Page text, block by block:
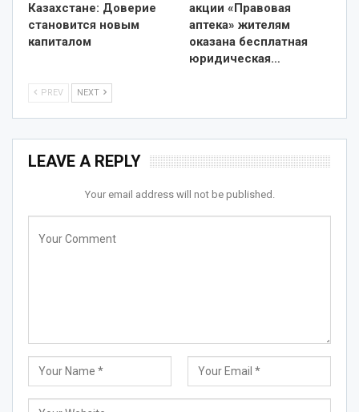
Казахстане: Доверие
становится новым
капиталом
акции «Правовая
аптека» жителям
оказана бесплатная
юридическая…
PREV NEXT
LEAVE A REPLY
Your email address will not be published.